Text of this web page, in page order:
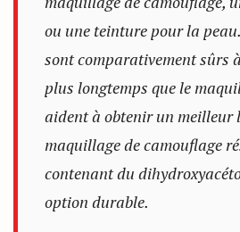
ou une teinture pour la
sont comparativement sûrs
plus longtemps que le
aident à obtenir un meilleur
maquillage de camouflage
contenant du
option durable.